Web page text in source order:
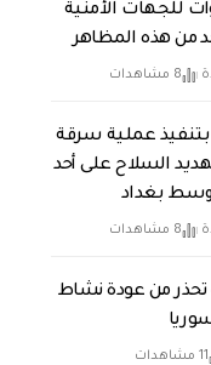
للجهات الأمنية
من هذه المظاهر
8 مشاهدات
عملية سرقة
السلاح على أحد
وسط بغداد
8 مشاهدات
تحذر من عودة نشاط
11 مشاهدات